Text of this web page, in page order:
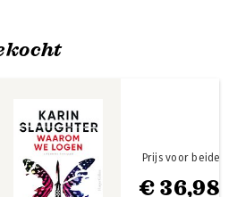
€ 36,98
Prijs voor beide